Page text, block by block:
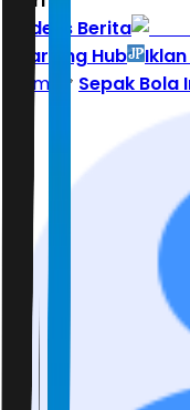
Indeks Berita
Learning Hub
Home
Sepak Bola